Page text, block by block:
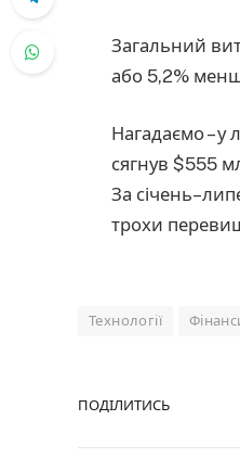
Загальний
або 5,2%
Нагадаємо – у
сягнув $555
За
трохи
Технології
ПОДІЛИТИСЬ